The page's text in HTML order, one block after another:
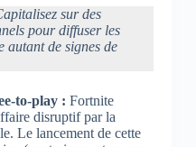
sur des
pour diffuser les
autant de signes de
to-play : Fortnite
disruptif par la
Le lancement de cette